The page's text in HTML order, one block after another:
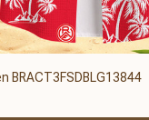
BRACT3FSDBLG13844